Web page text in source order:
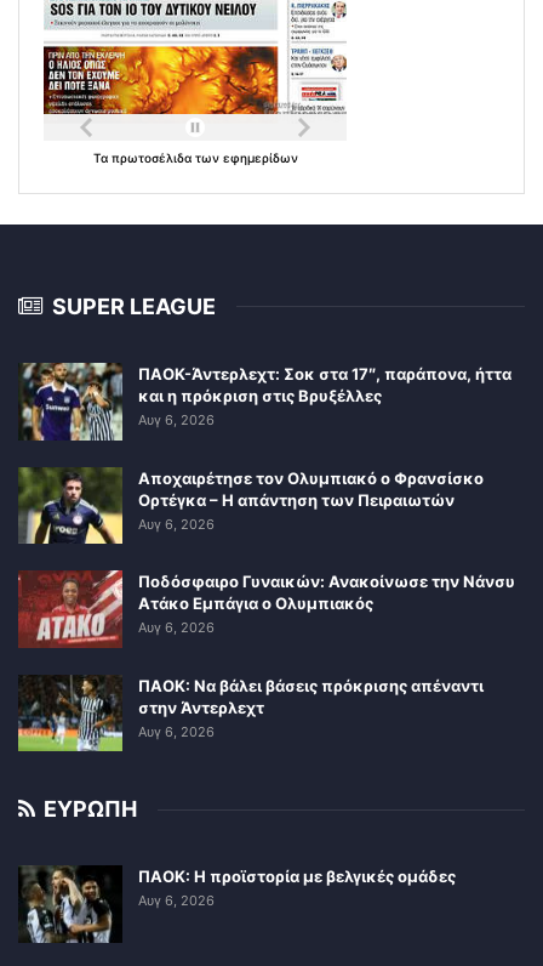
Τα πρωτοσέλιδα των εφημερίδων
SUPER LEAGUE
ΠΑΟΚ-Άντερλεχτ: Σοκ στα 17″, παράπονα, ήττα
και η πρόκριση στις Βρυξέλλες
Αυγ 6, 2026
Αποχαιρέτησε τον Ολυμπιακό ο Φρανσίσκο
Ορτέγκα – Η απάντηση των Πειραιωτών
Αυγ 6, 2026
Ποδόσφαιρο Γυναικών: Ανακοίνωσε την Νάνσυ
Ατάκο Εμπάγια ο Ολυμπιακός
Αυγ 6, 2026
ΠΑΟΚ: Να βάλει βάσεις πρόκρισης απέναντι
στην Άντερλεχτ
Αυγ 6, 2026
ΕΥΡΩΠΗ
ΠΑΟΚ: Η προϊστορία με βελγικές ομάδες
Αυγ 6, 2026